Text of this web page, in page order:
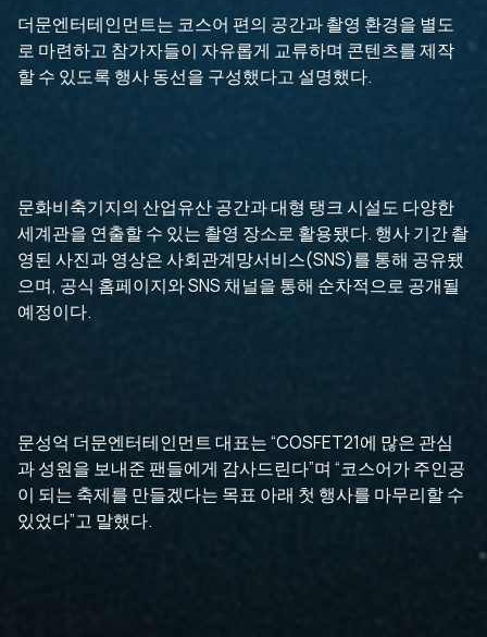
더문엔터테인먼트는 코스어 편의 공간과 촬영 환경을 별도
로 마련하고 참가자들이 자유롭게 교류하며 콘텐츠를 제작
할 수 있도록 행사 동선을 구성했다고 설명했다.
문화비축기지의 산업유산 공간과 대형 탱크 시설도 다양한
세계관을 연출할 수 있는 촬영 장소로 활용됐다. 행사 기간 촬
영된 사진과 영상은 사회관계망서비스(SNS)를 통해 공유됐
으며, 공식 홈페이지와 SNS 채널을 통해 순차적으로 공개될
예정이다.
문성억 더문엔터테인먼트 대표는 “COSFET21에 많은 관심
과 성원을 보내준 팬들에게 감사드린다”며 “코스어가 주인공
이 되는 축제를 만들겠다는 목표 아래 첫 행사를 마무리할 수
있었다”고 말했다.